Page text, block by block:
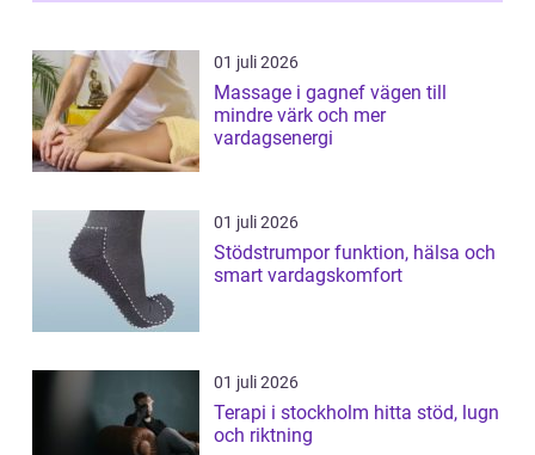
01 juli 2026
Massage i gagnef vägen till
mindre värk och mer
vardagsenergi
01 juli 2026
Stödstrumpor funktion, hälsa och
smart vardagskomfort
01 juli 2026
Terapi i stockholm hitta stöd, lugn
och riktning